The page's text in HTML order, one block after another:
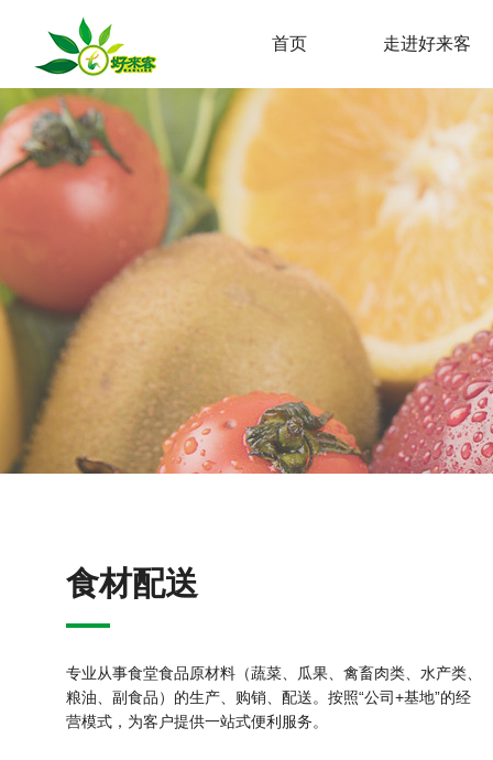
首页 走进好来客
食材配送
专业从事食堂食品原材料（蔬菜、瓜果、禽畜肉类、水产类、
粮油、副食品）的生产、购销、配送。按照“公司+基地”的经
营模式，为客户提供一站式便利服务。